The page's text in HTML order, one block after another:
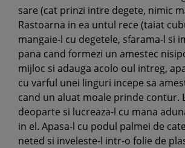
sare (cat prinzi intre degete, nimic
Rastoarna in ea untul rece (taiat
mangaie-l cu degetele, sfarama-l si
pana cand formezi un amestec
mijloc si adauga acolo oul intreg,
cu varful unei linguri incepe sa
cand un aluat moale prinde contur.
deoparte si lucreaza-l cu mana
in el. Apasa-l cu podul palmei de
neted si inveleste-l intr-o folie de